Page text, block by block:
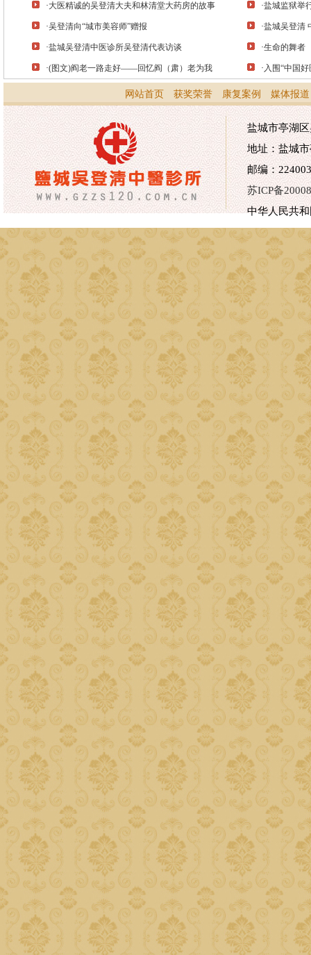
·大医精诚的吴登清大夫和林清堂大药房的故事 ·盐城监狱举
·吴登清向“城市美容师”赠报 ·盐城吴登清
·盐城吴登清中医诊所吴登清代表访谈 ·生命的舞者
·(图文)阎老一路走好——回忆阎（肃）老为我 · 入围“中国好
网站首页 获奖荣誉 康复案例 媒体报道
盐城市亭湖
地址：盐城
邮编：
苏ICP备
中华人民共